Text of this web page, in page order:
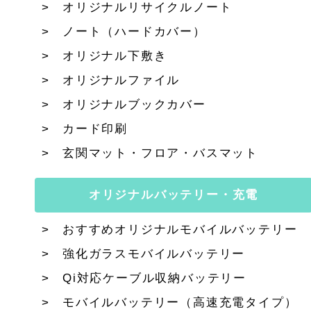
オリジナルリサイクルノート
ノート（ハードカバー）
オリジナル下敷き
オリジナルファイル
オリジナルブックカバー
カード印刷
玄関マット・フロア・バスマット
オリジナルバッテリー・充電
おすすめオリジナルモバイルバッテリー
強化ガラスモバイルバッテリー
Qi対応ケーブル収納バッテリー
モバイルバッテリー（高速充電タイプ）